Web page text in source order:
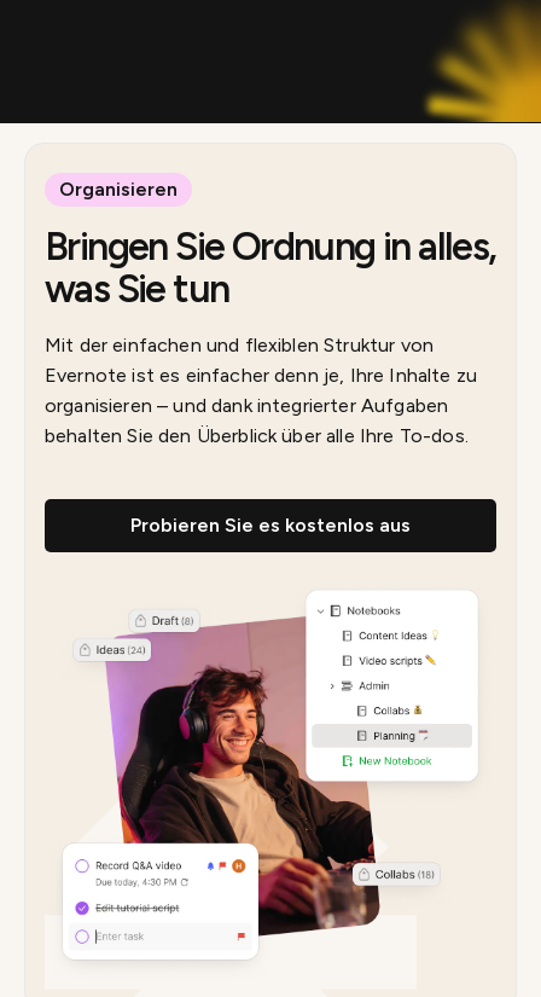
Organisieren
Bringen Sie Ordnung in alles,
was Sie tun
Mit der einfachen und flexiblen Struktur von
Evernote ist es einfacher denn je, Ihre Inhalte zu
organisieren – und dank integrierter Aufgaben
behalten Sie den Überblick über alle Ihre To-dos.
Probieren Sie es kostenlos aus